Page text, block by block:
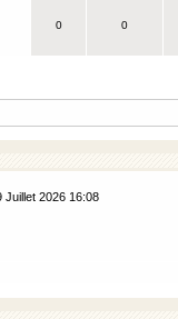
0 0
Juillet 2026 16:08